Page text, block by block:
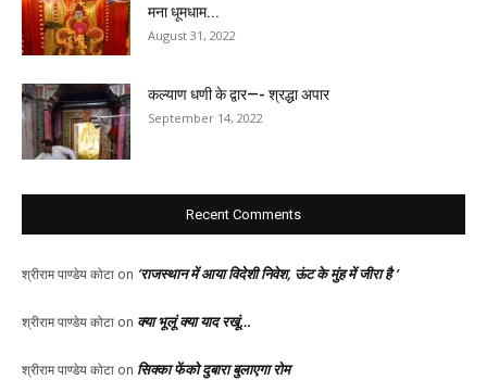
मना धूमधाम...
August 31, 2022
कल्याण धणी के द्वार—- श्रद्धा अपार
September 14, 2022
Recent Comments
श्रीराम पाण्डेय कोटा on ‘राजस्थान में आया विदेशी निवेश, ऊंट के मुंह में जीरा है ‘
श्रीराम पाण्डेय कोटा on क्या भूलूं क्या याद रखूं…
श्रीराम पाण्डेय कोटा on सिक्का फेंको दुबारा बुलाएगा रोम